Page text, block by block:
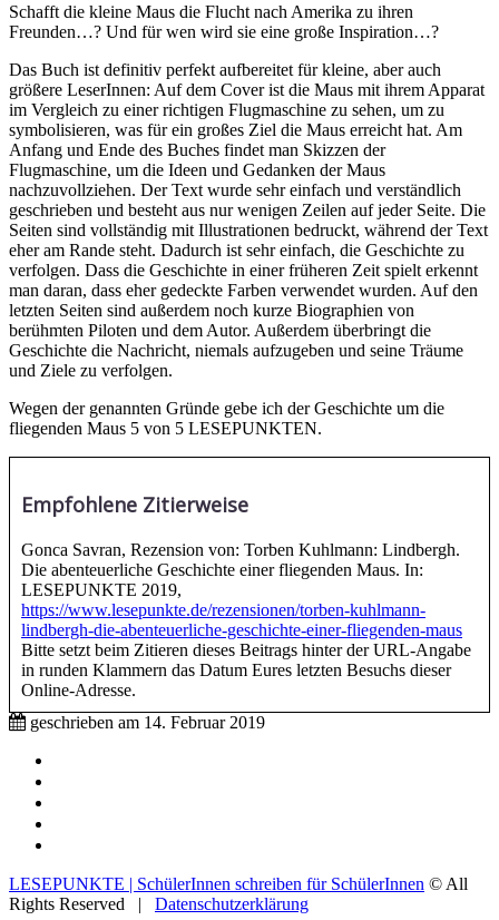
Schafft die kleine Maus die Flucht nach Amerika zu ihren
Freunden…? Und für wen wird sie eine große Inspiration…?
Das Buch ist definitiv perfekt aufbereitet für kleine, aber auch
größere LeserInnen: Auf dem Cover ist die Maus mit ihrem Apparat
im Vergleich zu einer richtigen Flugmaschine zu sehen, um zu
symbolisieren, was für ein großes Ziel die Maus erreicht hat. Am
Anfang und Ende des Buches findet man Skizzen der
Flugmaschine, um die Ideen und Gedanken der Maus
nachzuvollziehen. Der Text wurde sehr einfach und verständlich
geschrieben und besteht aus nur wenigen Zeilen auf jeder Seite. Die
Seiten sind vollständig mit Illustrationen bedruckt, während der Text
eher am Rande steht. Dadurch ist sehr einfach, die Geschichte zu
verfolgen. Dass die Geschichte in einer früheren Zeit spielt erkennt
man daran, dass eher gedeckte Farben verwendet wurden. Auf den
letzten Seiten sind außerdem noch kurze Biographien von
berühmten Piloten und dem Autor. Außerdem überbringt die
Geschichte die Nachricht, niemals aufzugeben und seine Träume
und Ziele zu verfolgen.
Wegen der genannten Gründe gebe ich der Geschichte um die
fliegenden Maus 5 von 5 LESEPUNKTEN.
Empfohlene Zitierweise
Gonca Savran, Rezension von: Torben Kuhlmann: Lindbergh.
Die abenteuerliche Geschichte einer fliegenden Maus. In:
LESEPUNKTE 2019,
https://www.lesepunkte.de/rezensionen/torben-kuhlmann-
lindbergh-die-abenteuerliche-geschichte-einer-fliegenden-maus
Bitte setzt beim Zitieren dieses Beitrags hinter der URL-Angabe
in runden Klammern das Datum Eures letzten Besuchs dieser
Online-Adresse.
geschrieben am 14. Februar 2019
LESEPUNKTE | SchülerInnen schreiben für SchülerInnen © All
Rights Reserved | Datenschutzerklärung